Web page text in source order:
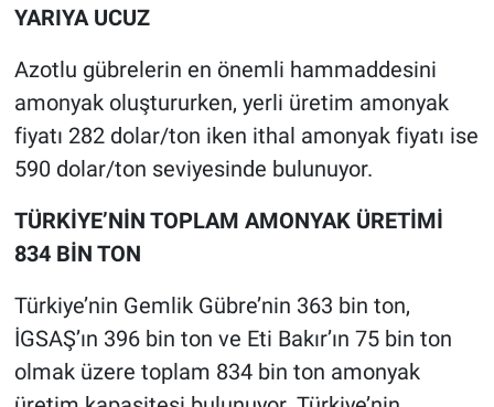
YARIYA UCUZ
Azotlu gübrelerin en önemli hammaddesini
amonyak oluştururken, yerli üretim amonyak
fiyatı 282 dolar/ton iken ithal amonyak fiyatı ise
590 dolar/ton seviyesinde bulunuyor.
TÜRKİYE’NİN TOPLAM AMONYAK ÜRETİMİ
834 BİN TON
Türkiye’nin Gemlik Gübre’nin 363 bin ton,
İGSAŞ’ın 396 bin ton ve Eti Bakır’ın 75 bin ton
olmak üzere toplam 834 bin ton amonyak